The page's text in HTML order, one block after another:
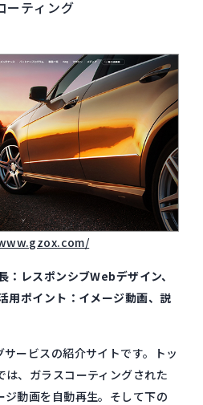
ーティング
：レスポンシブWebデザイン、
用ポイント：イメージ動画、説
ービスの紹介サイトです。トッ
は、ガラスコーティングされた
動画を自動再生。そして下の